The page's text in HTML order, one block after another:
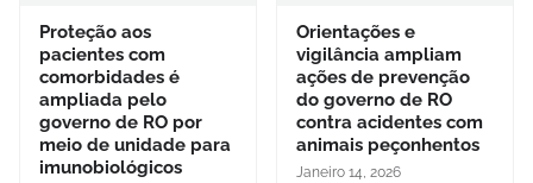
Proteção aos
pacientes com
comorbidades é
ampliada pelo
governo de RO por
meio de unidade para
imunobiológicos
Orientações e
vigilância ampliam
ações de prevenção
do governo de RO
contra acidentes com
animais peçonhentos
Janeiro 14, 2026